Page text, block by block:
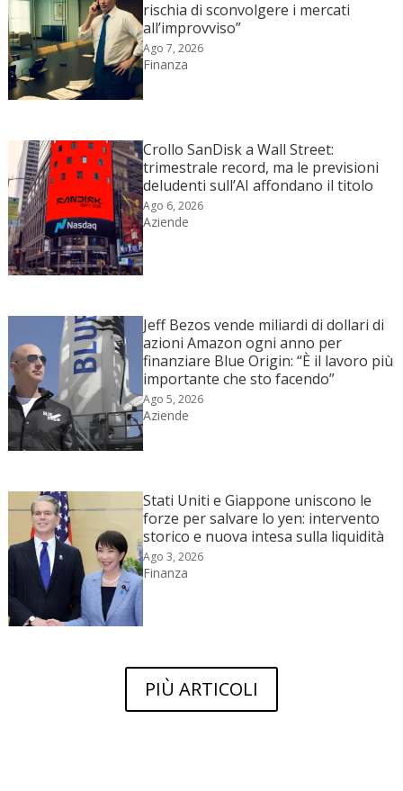
rischia di sconvolgere i mercati
all’improvviso”
Ago 7, 2026
Finanza
Crollo SanDisk a Wall Street:
trimestrale record, ma le previsioni
deludenti sull’AI affondano il titolo
Ago 6, 2026
Aziende
Jeff Bezos vende miliardi di dollari di
azioni Amazon ogni anno per
finanziare Blue Origin: “È il lavoro più
importante che sto facendo”
Ago 5, 2026
Aziende
Stati Uniti e Giappone uniscono le
forze per salvare lo yen: intervento
storico e nuova intesa sulla liquidità
Ago 3, 2026
Finanza
PIÙ ARTICOLI